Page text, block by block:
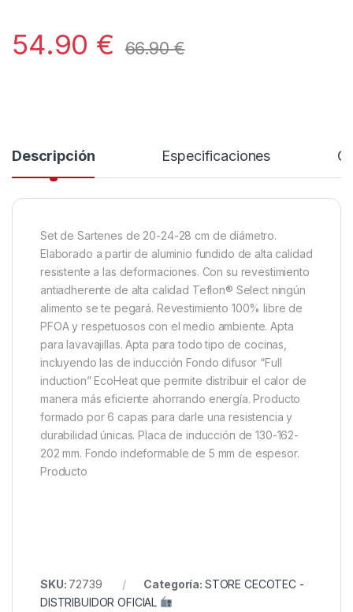
54.90 € 66.90€
Descripción Especificaciones
Set de Sartenes de 20-24-28 cm de diámetro.
Elaborado a partir de aluminio fundido de alta calidad
resistente a las deformaciones. Con su revestimiento
antiadherente de alta calidad Teflon® Select ningún
alimento se te pegará. Revestimiento 100% libre de
PFOA y respetuosos con el medio ambiente. Apta
para lavavajillas. Apta para todo tipo de cocinas,
incluyendo las de inducción Fondo difusor “Full
induction” EcoHeat que permite distribuir el calor de
manera más eficiente ahorrando energía. Producto
formado por 6 capas para darle una resistencia y
durabilidad únicas. Placa de inducción de 130-162-
202 mm. Fondo indeformable de 5 mm de espesor.
Producto
SKU: 72739 Categoría: STORE CECOTEC -
DISTRIBUIDOR OFICIAL